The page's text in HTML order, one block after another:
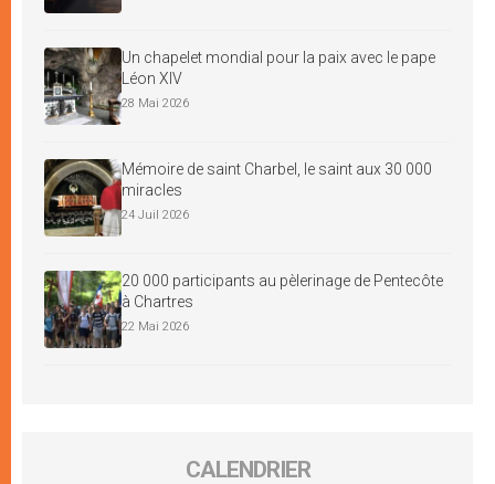
Un chapelet mondial pour la paix avec le pape
Léon XIV
28 Mai 2026
Mémoire de saint Charbel, le saint aux 30 000
miracles
24 Juil 2026
20 000 participants au pèlerinage de Pentecôte
à Chartres
22 Mai 2026
CALENDRIER